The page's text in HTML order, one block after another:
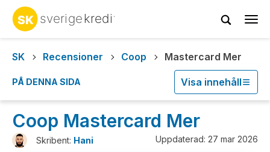
SK
Recensioner Coop Mastercard Mer
PÅ DENNA SIDA Visa innehåll
Coop Mastercard Mer
Skribent: Hani Uppdaterad: 27 mar 2026